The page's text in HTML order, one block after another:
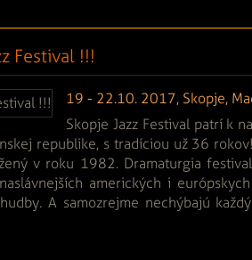
Festival !!!
19 - 22.10. 2017, Skopje,
Skopje Jazz Festival patrí k
republike, s tradíciou už 36
v roku 1982. Dramaturgia
amerických i
A samozrejme nechýbajú